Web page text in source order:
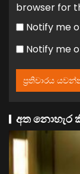
browser for
Notify me
Notify me
අත නොහැර